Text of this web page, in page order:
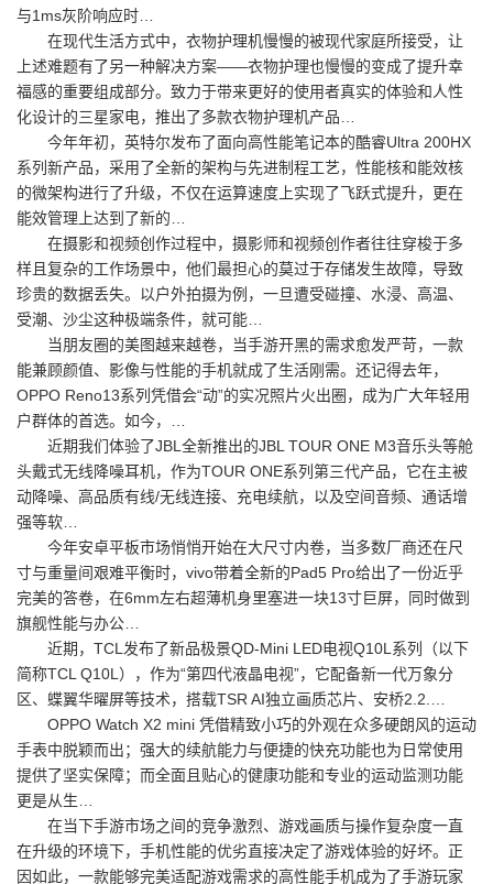
与1ms灰阶响应时…
在现代生活方式中，衣物护理机慢慢的被现代家庭所接受，让
上述难题有了另一种解决方案——衣物护理也慢慢的变成了提升幸
福感的重要组成部分。致力于带来更好的使用者真实的体验和人性
化设计的三星家电，推出了多款衣物护理机产品…
今年年初，英特尔发布了面向高性能笔记本的酷睿Ultra 200HX
系列新产品，采用了全新的架构与先进制程工艺，性能核和能效核
的微架构进行了升级，不仅在运算速度上实现了飞跃式提升，更在
能效管理上达到了新的…
在摄影和视频创作过程中，摄影师和视频创作者往往穿梭于多
样且复杂的工作场景中，他们最担心的莫过于存储发生故障，导致
珍贵的数据丢失。以户外拍摄为例，一旦遭受碰撞、水浸、高温、
受潮、沙尘这种极端条件，就可能…
当朋友圈的美图越来越卷，当手游开黑的需求愈发严苛，一款
能兼顾颜值、影像与性能的手机就成了生活刚需。还记得去年，
OPPO Reno13系列凭借会“动”的实况照片火出圈，成为广大年轻用
户群体的首选。如今，…
近期我们体验了JBL全新推出的JBL TOUR ONE M3音乐头等舱
头戴式无线降噪耳机，作为TOUR ONE系列第三代产品，它在主被
动降噪、高品质有线/无线连接、充电续航，以及空间音频、通话增
强等软…
今年安卓平板市场悄悄开始在大尺寸内卷，当多数厂商还在尺
寸与重量间艰难平衡时，vivo带着全新的Pad5 Pro给出了一份近乎
完美的答卷，在6mm左右超薄机身里塞进一块13寸巨屏，同时做到
旗舰性能与办公…
近期，TCL发布了新品极景QD-Mini LED电视Q10L系列（以下
简称TCL Q10L），作为“第四代液晶电视”，它配备新一代万象分
区、蝶翼华曜屏等技术，搭载TSR AI独立画质芯片、安桥2.2.…
OPPO Watch X2 mini 凭借精致小巧的外观在众多硬朗风的运动
手表中脱颖而出；强大的续航能力与便捷的快充功能也为日常使用
提供了坚实保障；而全面且贴心的健康功能和专业的运动监测功能
更是从生…
在当下手游市场之间的竞争激烈、游戏画质与操作复杂度一直
在升级的环境下，手机性能的优劣直接决定了游戏体验的好坏。正
因如此，一款能够完美适配游戏需求的高性能手机成为了手游玩家